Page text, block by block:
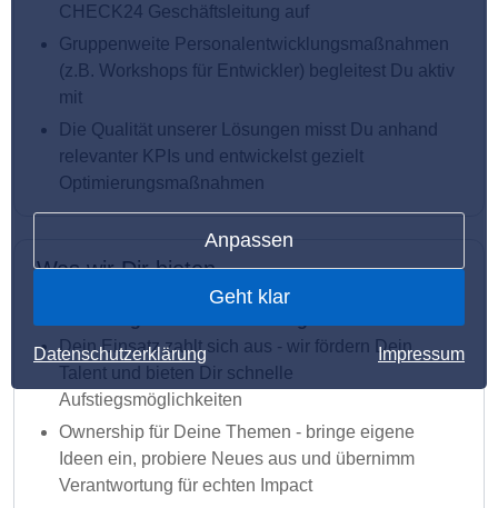
Anpassen
Geht klar
Datenschutzerklärung Impressum
CHECK24 Geschäftsleitung auf
Gruppenweite Personalentwicklungsmaßnahmen
(z.B. Workshops für Entwickler) begleitest Du aktiv
mit
Die Qualität unserer Lösungen misst Du anhand
relevanter KPIs und entwickelst gezielt
Optimierungsmaßnahmen
Was wir Dir bieten
Dein Einsatz zahlt sich aus - wir fördern Dein
Talent und bieten Dir schnelle
Aufstiegsmöglichkeiten
Ownership für Deine Themen - bringe eigene
Ideen ein, probiere Neues aus und übernimm
Verantwortung für echten Impact